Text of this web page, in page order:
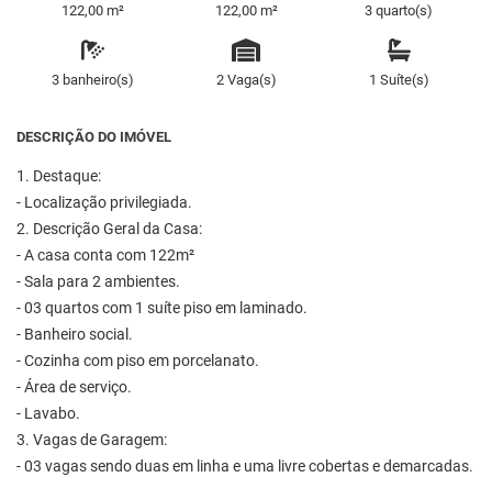
122,00 m² 122,00 m² 3 quarto(s)
3 banheiro(s) 2 Vaga(s) 1 Suíte(s)
DESCRIÇÃO DO IMÓVEL
1. Destaque:
- Localização privilegiada.
2. Descrição Geral da Casa:
- A casa conta com 122m²
- Sala para 2 ambientes.
- 03 quartos com 1 suíte piso em laminado.
- Banheiro social.
- Cozinha com piso em porcelanato.
- Área de serviço.
- Lavabo.
3. Vagas de Garagem:
- 03 vagas sendo duas em linha e uma livre cobertas e demarcadas.